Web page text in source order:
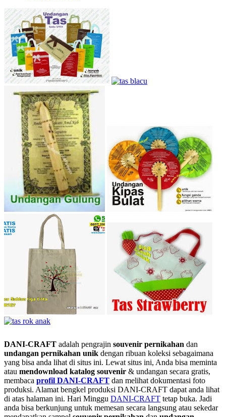
DANI-CRAFT adalah pengrajin souvenir pernikahan dan
undangan pernikahan unik dengan ribuan koleksi sebagaimana
yang bisa anda lihat di situs ini. Lewat situs ini, Anda bisa meminta
atau mendownload katalog souvenir & undangan secara gratis,
membaca profil DANI-CRAFT dan melihat dokumentasi foto
produksi. Alamat bengkel produksi DANI-CRAFT dapat anda lihat
di atas halaman ini. Hari Minggu DANI-CRAFT tetap buka. Jadi
anda bisa berkunjung untuk memesan secara langsung atau sekedar